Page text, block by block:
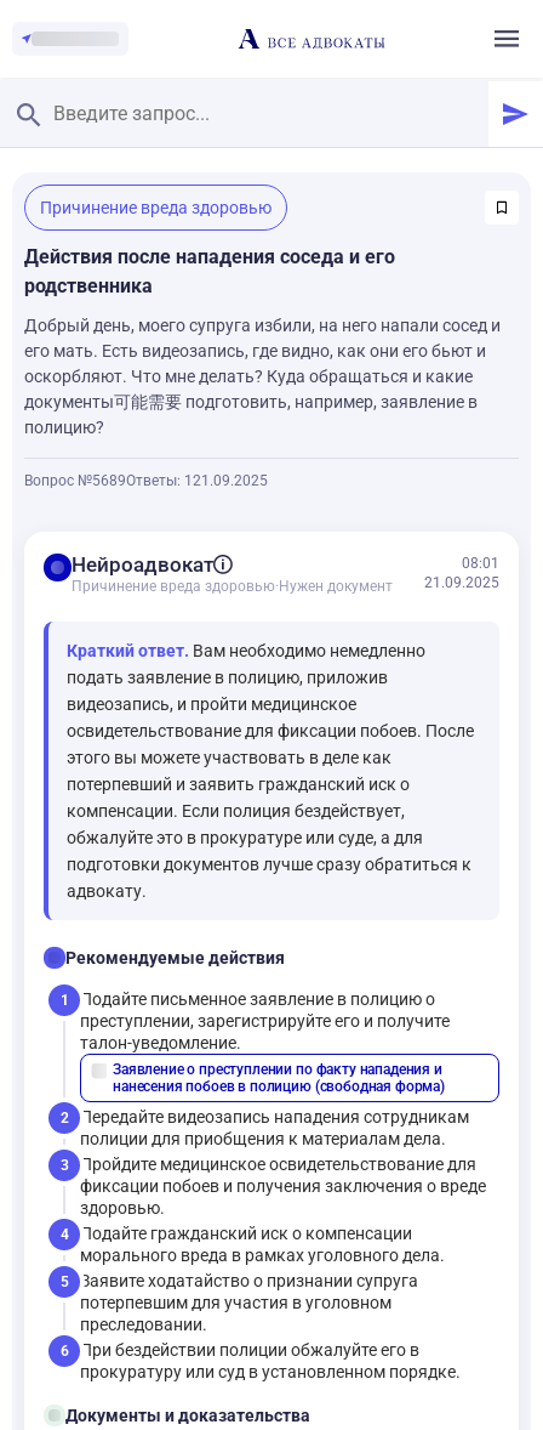
Главная
/
Смотреть заданные вопросы
/
Задать вопрос
Причинение вреда здоровью
Действия после нападения соседа и его
родственника
Добрый день, моего супруга избили, на него напали сосед и
его мать. Есть видеозапись, где видно, как они его бьют и
оскорбляют. Что мне делать? Куда обращаться и какие
документы可能需要 подготовить, например, заявление в
полицию?
Вопрос №5689Ответы: 1 21.09.2025
balanceНейроадвокат
Причинение вреда здоровью· Нужен документ
08:01
21.09.2025
Краткий ответ. Вам необходимо немедленно
подать заявление в полицию, приложив
видеозапись, и пройти медицинское
освидетельствование для фиксации побоев. После
этого вы можете участвовать в деле как
потерпевший и заявить гражданский иск о
компенсации. Если полиция бездействует,
обжалуйте это в прокуратуре или суде, а для
подготовки документов лучше сразу обратиться к
адвокату.
checklistРекомендуемые действия
1
Подайте письменное заявление в полицию о
преступлении, зарегистрируйте его и получите
талон-уведомление.
Заявление о преступлении по факту нападения и
нанесения побоев в полицию (свободная форма)
2
Передайте видеозапись нападения сотрудникам
полиции для приобщения к материалам дела.
3
Пройдите медицинское освидетельствование для
фиксации побоев и получения заключения о вреде
здоровью.
4
Подайте гражданский иск о компенсации
морального вреда в рамках уголовного дела.
5
Заявите ходатайство о признании супруга
потерпевшим для участия в уголовном
преследовании.
6
При бездействии полиции обжалуйте его в
прокуратуру или суд в установленном порядке.
folder_openДокументы и доказательства